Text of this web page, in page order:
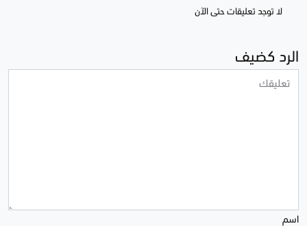
لا توجد تعليقات حتى الآن
الرد كضيف
اسم